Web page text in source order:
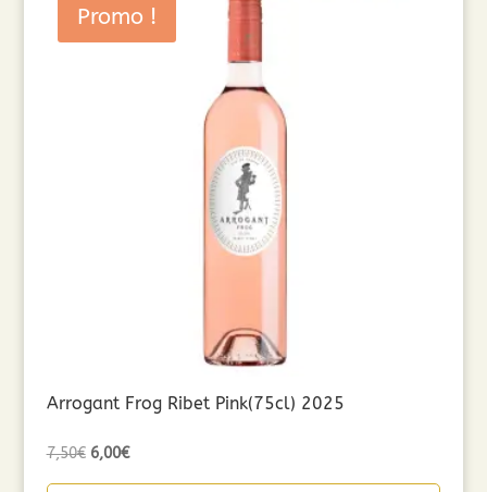
Promo !
Arrogant Frog Ribet Pink(75cl) 2025
7,50€ Le
6,00€Le